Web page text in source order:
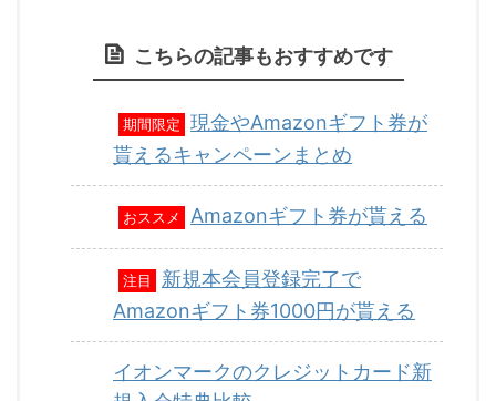
こちらの記事もおすすめです
期間限定
現金やAmazonギフト券が
貰えるキャンペーンまとめ
おススメ Amazonギフト券が貰える
注目
新規本会員登録完了で
Amazonギフト券1000円が貰える
イオンマークのクレジットカード新